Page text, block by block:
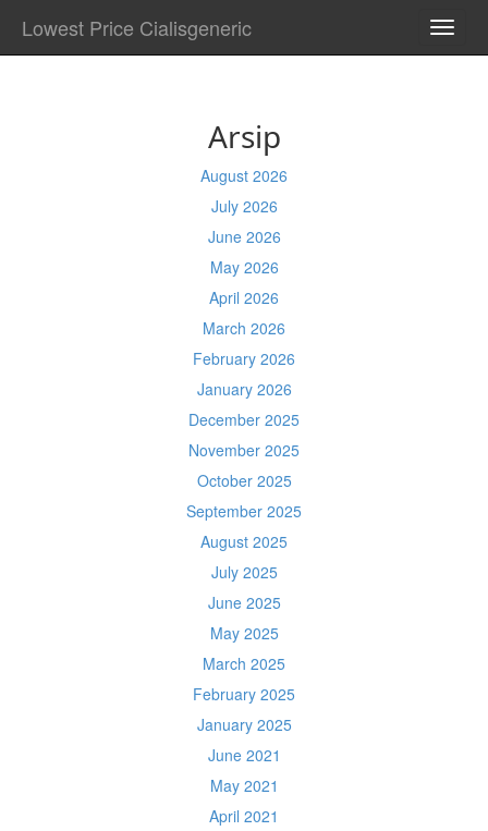
Lowest Price Cialisgeneric
Arsip
August 2026
July 2026
June 2026
May 2026
April 2026
March 2026
February 2026
January 2026
December 2025
November 2025
October 2025
September 2025
August 2025
July 2025
June 2025
May 2025
March 2025
February 2025
January 2025
June 2021
May 2021
April 2021